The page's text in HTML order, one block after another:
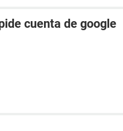
cuenta de google